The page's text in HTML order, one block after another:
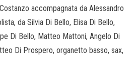
accompagnata da Alessandro
da Silvia Di Bello, Elisa Di Bello,
Di Bello, Matteo Mattoni, Angelo Di
Di Prospero, organetto basso, sax,